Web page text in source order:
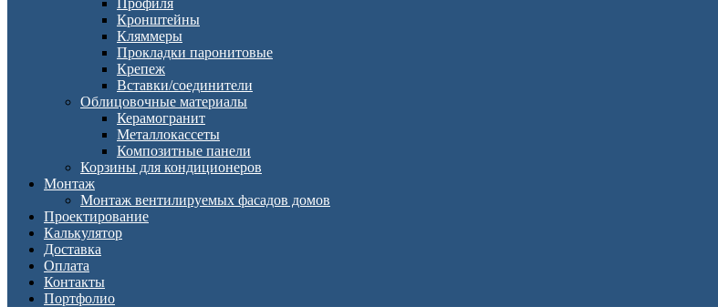
Профиля
Кронштейны
Кляммеры
Прокладки паронитовые
Крепеж
Вставки/соединители
Облицовочные материалы
Керамогранит
Металлокассеты
Композитные панели
Корзины для кондиционеров
Монтаж
Монтаж вентилируемых фасадов домов
Проектирование
Калькулятор
Доставка
Оплата
Контакты
Портфолио